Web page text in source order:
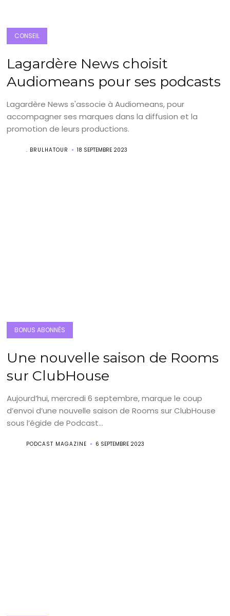
CONSEIL
Lagardère News choisit
Audiomeans pour ses podcasts
Lagardère News s'associe à Audiomeans, pour
accompagner ses marques dans la diffusion et la
promotion de leurs productions.
. BRULHATOUR 18 SEPTEMBRE 2023
BONUS ABONNÉS
Une nouvelle saison de Rooms
sur ClubHouse
Aujourd’hui, mercredi 6 septembre, marque le coup
d’envoi d’une nouvelle saison de Rooms sur ClubHouse
sous l’égide de Podcast...
PODCAST MAGAZINE 6 SEPTEMBRE 2023